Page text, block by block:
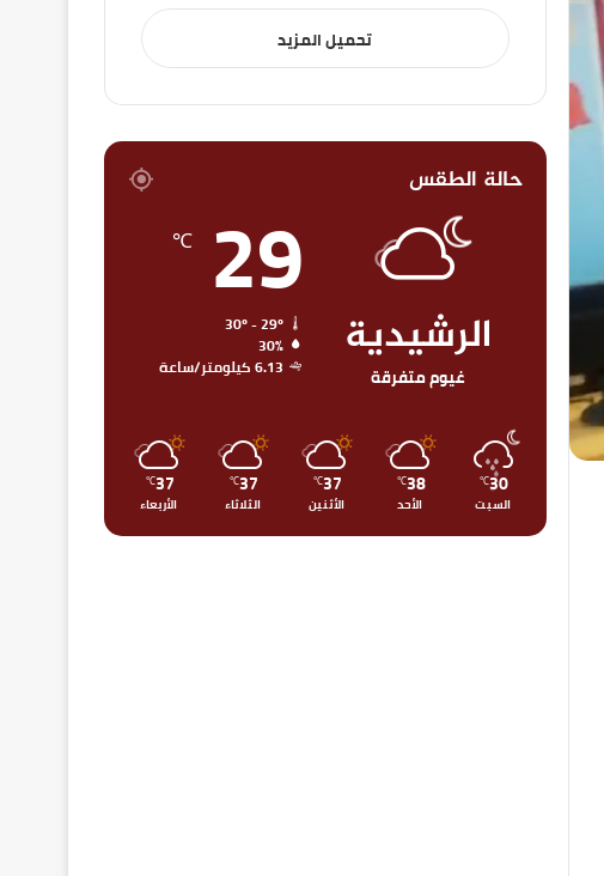
تحميل المزيد
حالة الطقس
الرشيدية
غيوم متفرقة
29
℃
30º - 29º
30%
6.13 كيلومتر/ساعة
30
℃
السبت
38
℃
الأحد
37
℃
الأثنين
37
℃
الثلاثاء
37
℃
الأربعاء